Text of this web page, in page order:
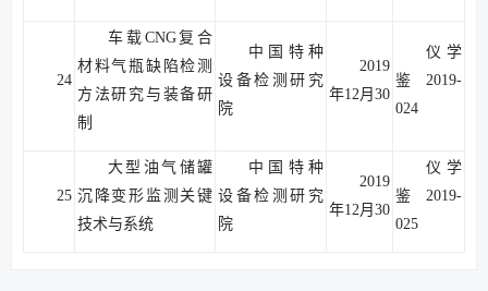
24
车载CNG复合
材料气瓶缺陷检测
方法研究与装备研
制
中国特种
设备检测研究
院
2019
年12月30
仪学
鉴2019-
024
25
大型油气储罐
沉降变形监测关键
技术与系统
中国特种
设备检测研究
院
2019
年12月30
仪学
鉴2019-
025